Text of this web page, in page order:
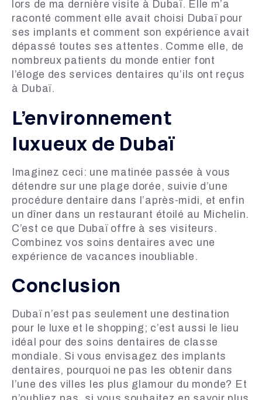
lors de ma dernière visite à Dubaï. Elle m’a
raconté comment elle avait choisi Dubaï pour
ses implants et comment son expérience avait
dépassé toutes ses attentes. Comme elle, de
nombreux patients du monde entier font
l’éloge des services dentaires qu’ils ont reçus
à Dubaï.
L’environnement
luxueux de Dubaï
Imaginez ceci: une matinée passée à vous
détendre sur une plage dorée, suivie d’une
procédure dentaire dans l’après-midi, et enfin
un dîner dans un restaurant étoilé au Michelin.
C’est ce que Dubaï offre à ses visiteurs.
Combinez vos soins dentaires avec une
expérience de vacances inoubliable.
Conclusion
Dubaï n’est pas seulement une destination
pour le luxe et le shopping; c’est aussi le lieu
idéal pour des soins dentaires de classe
mondiale. Si vous envisagez des implants
dentaires, pourquoi ne pas les obtenir dans
l’une des villes les plus glamour du monde? Et